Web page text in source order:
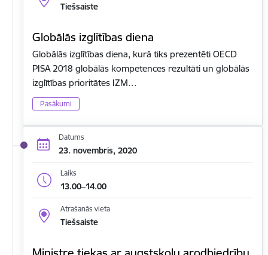
Tiešsaiste
Globālās izglītības diena
Globālās izglītības diena, kurā tiks prezentēti OECD
PISA 2018 globālās kompetences rezultāti un globālās
izglītības prioritātes IZM…
Pasākumi
Datums
23. novembris, 2020
Laiks
13.00–14.00
Atrašanās vieta
Tiešsaiste